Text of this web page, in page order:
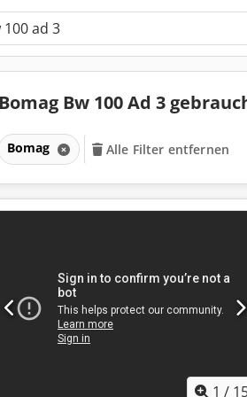
Bomag Bw 100 Ad 3
Bomag Alle Filter entfernen
1 /